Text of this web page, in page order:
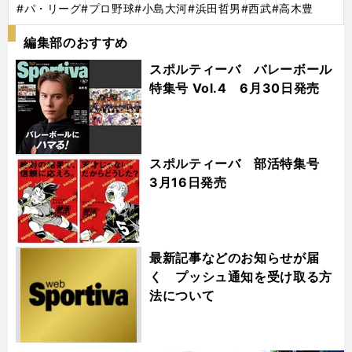
#パ・リーグ#プロ野球#小島大河#浜田哲男#西武#高木豊
編集部のおすすめ
スポルティーバ バレーボール
特集号 Vol.4 6月30日発売
スポルティーバ 部活特集号
3月16日発売
最新記事などのお知らせが届
く プッシュ通知を受け取る方
法について